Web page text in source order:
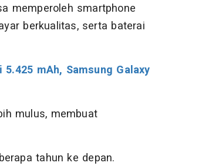
memperoleh smartphone
berkualitas, serta baterai
mAh, Samsung Galaxy
mulus, membuat
tahun ke depan.